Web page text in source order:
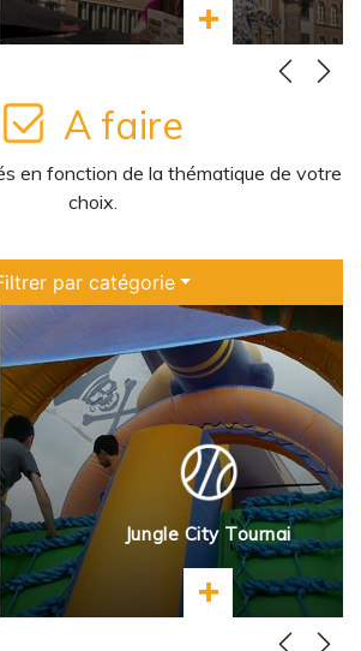
En savoir plus
A faire
en fonction de la thématique de votre
choix.
par catégorie
Jungle City Tournai
En savoir plus